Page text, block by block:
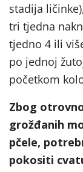
stadija
tri tjedna
tjedno 4 ili
po jednoj
početkom
Zbog
grožđanih
pčele,
pokositi